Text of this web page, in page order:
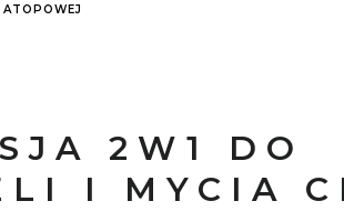
2W1 DO
I MYCIA